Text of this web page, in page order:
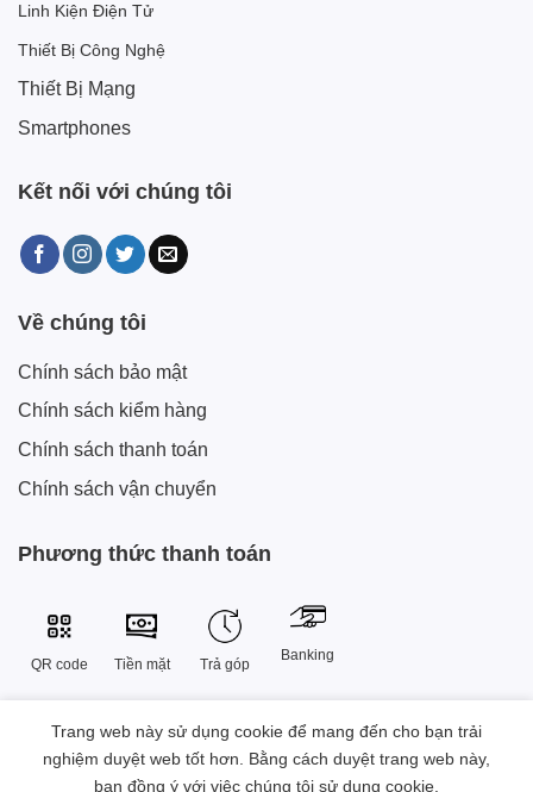
Linh Kiện Điện Tử
Thiết Bị Công Nghệ
Thiết Bị Mạng
Smartphones
Kết nối với chúng tôi
Về chúng tôi
Chính sách bảo mật
Chính sách kiểm hàng
Chính sách thanh toán
Chính sách vận chuyển
Phương thức thanh toán
QR code Tiền mặt Trả góp
Banking
Công Ty TNHH Công Nghệ Sáng Tạo Xtech Việt Nam
38 Đường Số 9 , Khu đô thị Vạn Phúc, Phường Hiệp Bình, Thành
Trang web này sử dụng cookie để mang đến cho bạn trải
nghiệm duyệt web tốt hơn. Bằng cách duyệt trang web này,
bạn đồng ý với việc chúng tôi sử dụng cookie.